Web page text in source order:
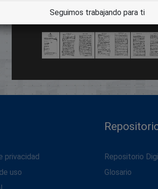
privacidad
uso
Repositorio
Glosario
Seguimos trabajando para ti